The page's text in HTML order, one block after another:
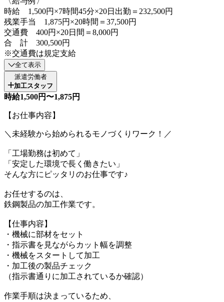
時給 1,500円×7時間45分×20日出勤＝232,500円
残業手当 1,875円×20時間＝37,500円
交通費 400円×20日間＝8,000円
合 計 300,500円
※交通費は規定支給
全て表示
派遣労働者
加工スタッフ
時給1,500円〜1,875円
【お仕事内容】
＼未経験から始められるモノづくりワーク！／
「工場勤務は初めて」
「安定した環境で長く働きたい」
そんな方にピッタリのお仕事です♪
お任せするのは、
鉄鋼製品の加工作業です。
【仕事内容】
・機械に部材をセット
・指示書を見ながらカット幅を調整
・機械をスタートして加工
・加工後の製品チェック
（指示書通りに加工されているか確認）
作業手順は決まっているため、